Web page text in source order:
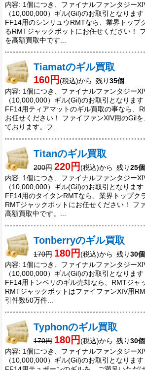
内容: 1個につき、ファイナルファンタジー
（10,000,000）ギル(Gil)のお取引となります
FF14用のシンリュウRMTなら、業界トップ
るRMTジャックポットにお任せください！
を高額買取中です...
Tiamatのギル買取
160円(税込)から 残り35個
内容: 1個につき、ファイナルファンタジー
（10,000,000）ギル(Gil)のお取引となります
FF14用ティアマットのギル買取の事なら、
お任せください！ ファイファンXIV用のGil
ております。フ...
Titanのギル買取
200円 220円(税込)から 残り25個
内容: 1個につき、ファイナルファンタジー
（10,000,000）ギル(Gil)のお取引となります
FF14用のタイタンRMTなら、業界トップク
RMTジャックポットにお任せください！ フ
高額買取中です。...
Tonberryのギル買取
170円 180円(税込)から 残り30個
内容: 1個につき、ファイナルファンタジー
（10,000,000）ギル(Gil)のお取引となります
FF14用トンベリのギル売却なら、RMTジャ
RMTジャックポットはファイファンXIV用
引件数50万件...
Typhonのギル買取
170円 180円(税込)から 残り30個
内容: 1個につき、ファイナルファンタジー
（10,000,000）ギル(Gil)のお取引となります